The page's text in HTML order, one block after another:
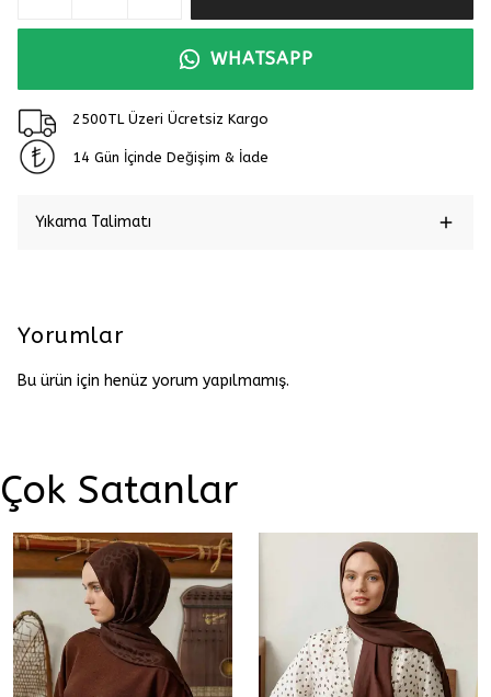
WHATSAPP
2500TL Üzeri Ücretsiz Kargo
14 Gün İçinde Değişim & İade
Yıkama Talimatı
Yorumlar
Bu ürün için henüz yorum yapılmamış.
Çok Satanlar